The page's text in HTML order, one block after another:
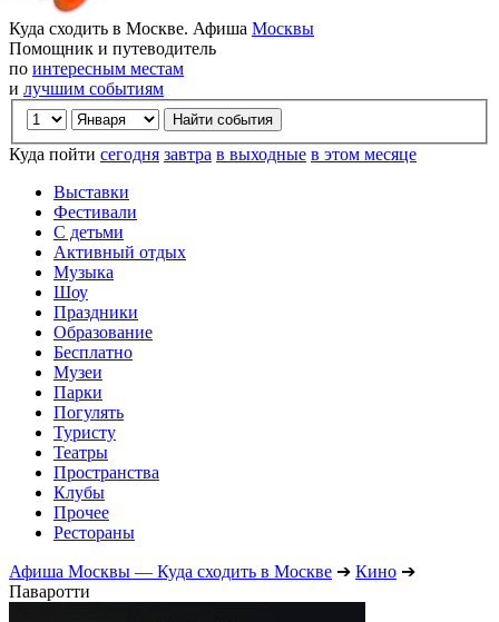
Куда сходить в Москве. Афиша Москвы
Помощник и путеводитель
по интересным местам
и лучшим событиям
Куда пойти сегодня завтра в выходные в этом месяце
Выставки
Фестивали
С детьми
Активный отдых
Музыка
Шоу
Праздники
Образование
Бесплатно
Музеи
Парки
Погулять
Туристу
Театры
Пространства
Клубы
Прочее
Рестораны
Афиша Москвы — Куда сходить в Москве ➔ Кино ➔
Паваротти